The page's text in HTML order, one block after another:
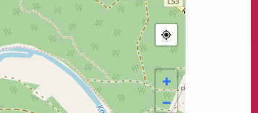
+
−